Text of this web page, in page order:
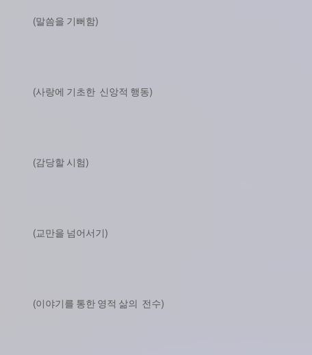
(말씀을 기뻐함)
(사랑에 기초한 신앙적 행동)
(감당할 시험)
(교만을 넘어서기)
(이야기를 통한 영적 삶의 전수)